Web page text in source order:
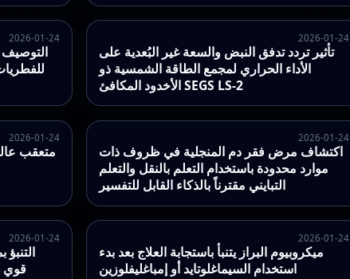
2026-01-24
التوصيف
2026-01-24
تأثير تردد تدفق النبض والسعة غير البُعدية على
الأداء الحراري لمجمع الطاقة الشمسية ذو
الأخدود المكافئ SEGS LS-2
2026-01-24
متعقب
2026-01-24
اكتشاف مرض فقر دم المنجلية في ظروف ذات
موارد محدودة باستخدام التعلم بالنقل والتعلم
التبايني مقترناً بالذكاء القابل للتفسير
2026-01-24
قوي
2026-01-24
ميكروبيوم البراز يتنبأ باستجابة العلاج بعد بدء
استخدام السيماغلوتايد أو إمباغليفلوزين